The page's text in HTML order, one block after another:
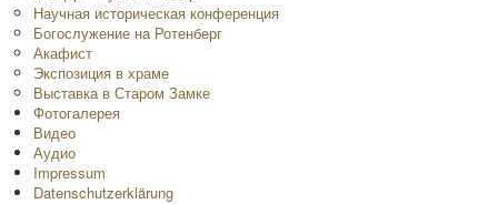
Научная историческая конференция
Богослужение на Ротенберг
Акафист
Экспозиция в храме
Выставка в Старом Замке
Фотогалерея
Видео
Аудио
Impressum
Datenschutzerklärung